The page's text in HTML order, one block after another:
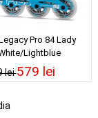
Pro 84 Lady
Lightblue
lei579 lei